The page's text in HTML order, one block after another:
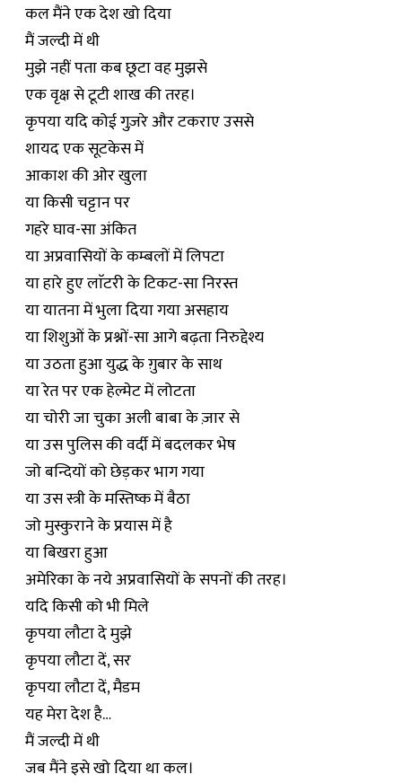
कल मैंने एक देश खो दिया
मैं जल्दी में थी
मुझे नहीं पता कब छूटा वह मुझसे
एक वृक्ष से टूटी शाख की तरह।
कृपया यदि कोई गुज़रे और टकराए उससे
शायद एक सूटकेस में
आकाश की ओर खुला
या किसी चट्टान पर
गहरे घाव-सा अंकित
या अप्रवासियों के कम्बलों में लिपटा
या हारे हुए लाॅटरी के टिकट-सा निरस्त
या यातना में भुला दिया गया असहाय
या शिशुओं के प्रश्नों-सा आगे बढ़ता निरुद्देश्य
या उठता हुआ युद्ध के ग़ुबार के साथ
या रेत पर एक हेल्मेट में लोटता
या चोरी जा चुका अली बाबा के ज़ार से
या उस पुलिस की वर्दी में बदलकर भेष
जो बन्दियों को छेड़कर भाग गया
या उस स्त्री के मस्तिष्क में बैठा
जो मुस्कुराने के प्रयास में है
या बिखरा हुआ
अमेरिका के नये अप्रवासियों के सपनों की तरह।
यदि किसी को भी मिले
कृपया लौटा दे मुझे
कृपया लौटा दें, सर
कृपया लौटा दें, मैडम
यह मेरा देश है…
मैं जल्दी में थी
जब मैंने इसे खो दिया था कल।